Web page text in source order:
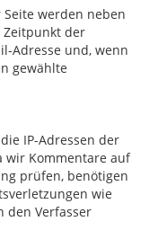
werden neben
Zeitpunkt der
Adresse und, wenn
gewählte
IP-Adressen der
wir Kommentare auf
prüfen, benötigen
wie
den Verfasser